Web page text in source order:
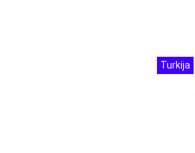
Turkija